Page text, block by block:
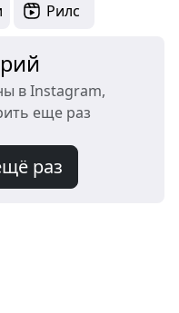
Рилс
в Instagram,
еще раз
раз